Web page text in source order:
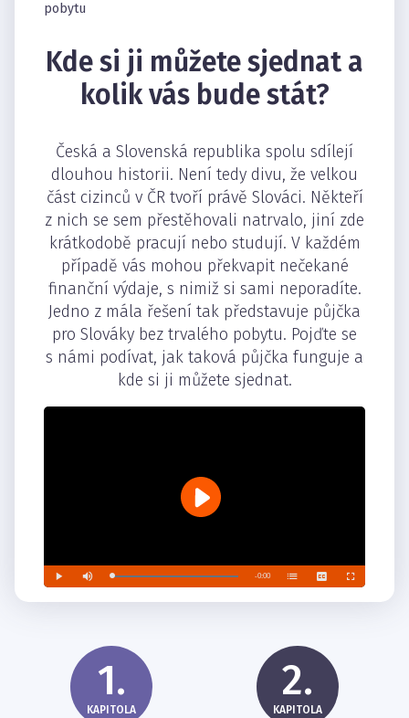
pobytu
Kde si ji můžete sjednat a
kolik vás bude stát?
Česká a Slovenská republika spolu sdílejí
dlouhou historii. Není tedy divu, že velkou
část cizinců v ČR tvoří právě Slováci. Někteří
z nich se sem přestěhovali natrvalo, jiní zde
krátkodobě pracují nebo studují. V každém
případě vás mohou překvapit nečekané
finanční výdaje, s nimiž si sami neporadíte.
Jedno z mála řešení tak představuje půjčka
pro Slováky bez trvalého pobytu. Pojďte se
s námi podívat, jak taková půjčka funguje a
kde si ji můžete sjednat.
1.
KAPITOLA
2.
KAPITOLA